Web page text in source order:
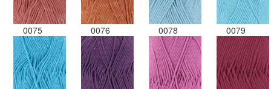
0075 0076 0078 0079